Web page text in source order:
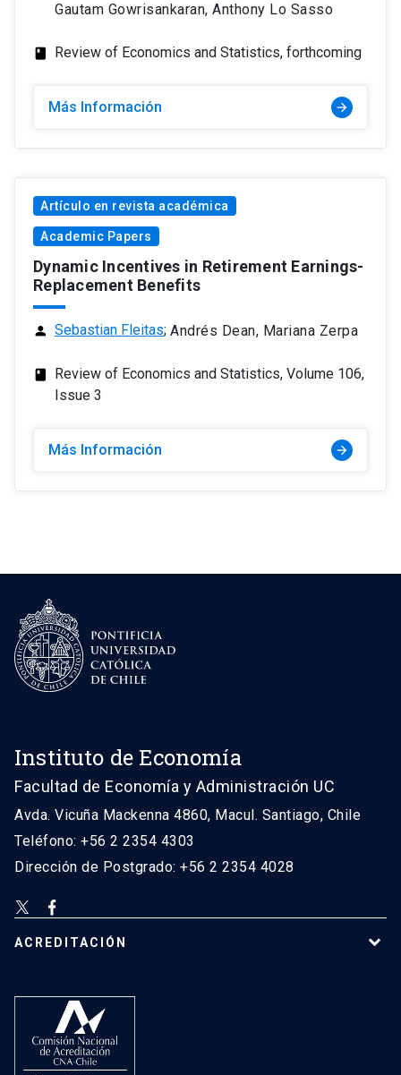
Gautam Gowrisankaran, Anthony Lo Sasso
class Review of Economics and Statistics, forthcoming
Más Información arrow_forward
Artículo en revista académica
Academic Papers
Dynamic Incentives in Retirement Earnings-
Replacement Benefits
person Sebastian Fleitas; Andrés Dean, Mariana Zerpa
class
Review of Economics and Statistics, Volume 106,
Issue 3
Más Información arrow_forward
Instituto de Economía
Facultad de Economía y Administración UC
Avda. Vicuña Mackenna 4860, Macul. Santiago, Chile
Teléfono: +56 2 2354 4303
Dirección de Postgrado: +56 2 2354 4028
ACREDITACIÓN